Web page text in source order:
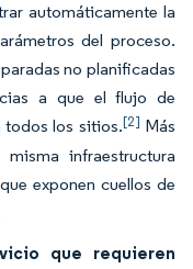
automáticamente la
del proceso.
no planificadas
a que el flujo de
todos los sitios.[2] Más
infraestructura
exponen cuellos de
que requieren